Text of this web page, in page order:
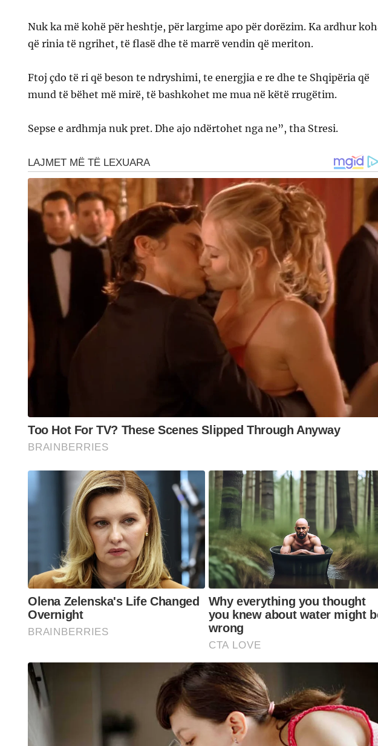
Nuk ka më kohë për heshtje, për largime apo për dorëzim. Ka ardhur
që rinia të ngrihet, të flasë dhe të marrë vendin që meriton.
Ftoj çdo të ri që beson te ndryshimi, te energjia e re dhe te Shqipëria që
mund të bëhet më mirë, të bashkohet me mua në këtë rrugëtim.
Sepse e ardhmja nuk pret. Dhe ajo ndërtohet nga ne”, tha Stresi.